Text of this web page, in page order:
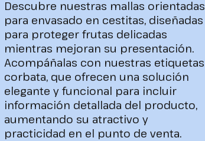
Descubre nuestras mallas orientadas
para envasado en cestitas, diseñadas
para proteger frutas delicadas
mientras mejoran su presentación.
Acompáñalas con nuestras etiquetas
corbata, que ofrecen una solución
elegante y funcional para incluir
información detallada del producto,
aumentando su atractivo y
practicidad en el punto de venta.